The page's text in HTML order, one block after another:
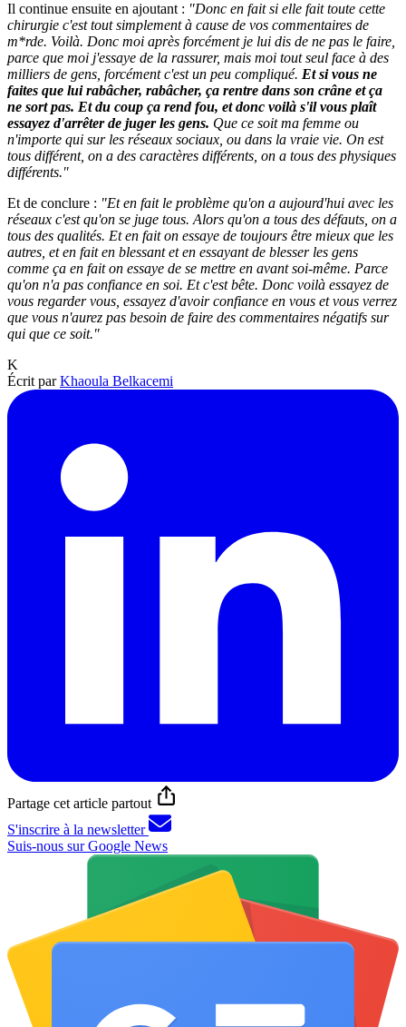
Il continue ensuite en ajoutant : "Donc en fait si elle fait toute cette
chirurgie c'est tout simplement à cause de vos commentaires de
m*rde. Voilà. Donc moi après forcément je lui dis de ne pas le faire,
parce que moi j'essaye de la rassurer, mais moi tout seul face à des
milliers de gens, forcément c'est un peu compliqué. Et si vous ne
faites que lui rabâcher, rabâcher, ça rentre dans son crâne et ça
ne sort pas. Et du coup ça rend fou, et donc voilà s'il vous plaît
essayez d'arrêter de juger les gens. Que ce soit ma femme ou
n'importe qui sur les réseaux sociaux, ou dans la vraie vie. On est
tous différent, on a des caractères différents, on a tous des physiques
différents."
Et de conclure : "Et en fait le problème qu'on a aujourd'hui avec les
réseaux c'est qu'on se juge tous. Alors qu'on a tous des défauts, on a
tous des qualités. Et en fait on essaye de toujours être mieux que les
autres, et en fait en blessant et en essayant de blesser les gens
comme ça en fait on essaye de se mettre en avant soi-même. Parce
qu'on n'a pas confiance en soi. Et c'est bête. Donc voilà essayez de
vous regarder vous, essayez d'avoir confiance en vous et vous verrez
que vous n'aurez pas besoin de faire des commentaires négatifs sur
qui que ce soit."
K
Écrit parKhaoula Belkacemi
Partage cet article partout
S'inscrire à la newsletter
Suis-nous sur Google News